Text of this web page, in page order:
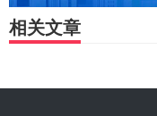
相关文章